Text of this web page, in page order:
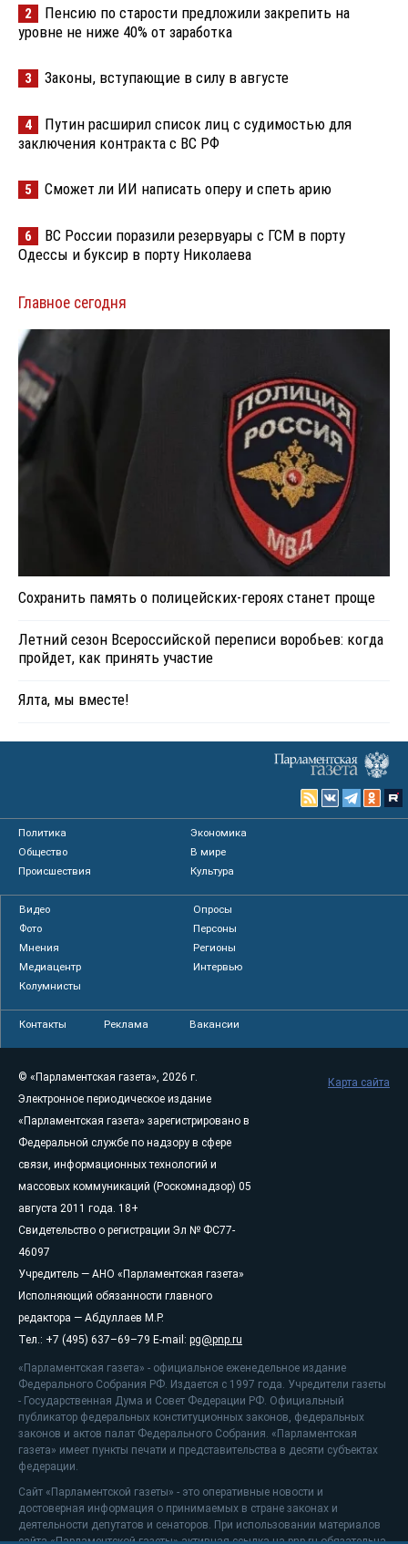
2
Пенсию по старости предложили закрепить на
уровне не ниже 40% от заработка
3 Законы, вступающие в силу в августе
4
Путин расширил список лиц с судимостью для
заключения контракта с ВС РФ
5 Сможет ли ИИ написать оперу и спеть арию
6
ВС России поразили резервуары с ГСМ в порту
Одессы и буксир в порту Николаева
Главное сегодня
Сохранить память о полицейских-героях станет проще
Летний сезон Всероссийской переписи воробьев: когда
пройдет, как принять участие
Ялта, мы вместе!
Политика
Экономика
Общество
В мире
Происшествия
Культура
Видео
Опросы
Фото
Персоны
Мнения
Регионы
Медиацентр
Интервью
Колумнисты
Контакты Реклама Вакансии
© «Парламентская газета», 2026 г.
Электронное периодическое издание
«Парламентская газета» зарегистрировано в
Федеральной службе по надзору в сфере
связи, информационных технологий и
массовых коммуникаций (Роскомнадзор) 05
августа 2011 года. 18+
Свидетельство о регистрации Эл № ФС77-
46097
Учредитель — АНО «Парламентская газета»
Исполняющий обязанности главного
редактора — Абдуллаев М.Р.
Тел.: +7 (495) 637–69–79 E-mail: pg@pnp.ru
«Парламентская газета» - официальное еженедельное издание
Федерального Собрания РФ. Издается с 1997 года. Учредители газеты
- Государственная Дума и Совет Федерации РФ. Официальный
публикатор федеральных конституционных законов, федеральных
законов и актов палат Федерального Собрания. «Парламентская
газета» имеет пункты печати и представительства в десяти субъектах
федерации.
Сайт «Парламентской газеты» - это оперативные новости и
достоверная информация о принимаемых в стране законах и
деятельности депутатов и сенаторов. При использовании материалов
сайта «Парламентской газеты» активная ссылка на pnp.ru обязательна.
Карта сайта